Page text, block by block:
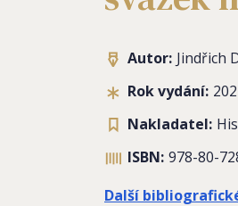
Autor: Jindřich
Rok vydání:
Nakladatel:
ISBN: 978-80-
Další